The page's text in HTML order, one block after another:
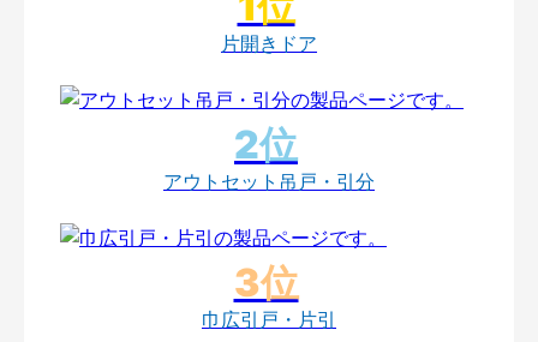
片開きドア
アウトセット吊戸・引分
巾広引戸・片引